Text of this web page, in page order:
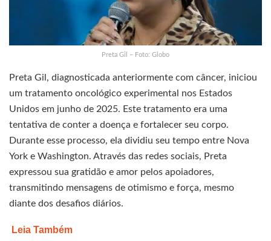
Preta Gil – Foto: Globo
Preta Gil, diagnosticada anteriormente com câncer, iniciou
um tratamento oncológico experimental nos Estados
Unidos em junho de 2025. Este tratamento era uma
tentativa de conter a doença e fortalecer seu corpo.
Durante esse processo, ela dividiu seu tempo entre Nova
York e Washington. Através das redes sociais, Preta
expressou sua gratidão e amor pelos apoiadores,
transmitindo mensagens de otimismo e força, mesmo
diante dos desafios diários.
Leia Também